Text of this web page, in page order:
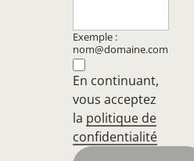
Exemple :
nom@domaine.com
En continuant,
vous acceptez
la politique de
confidentialité